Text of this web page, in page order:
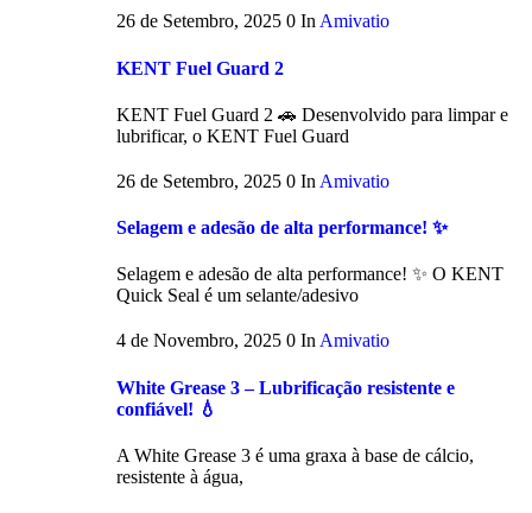
26 de Setembro, 2025 0 In Amivatio
KENT Fuel Guard 2
KENT Fuel Guard 2 🚗 Desenvolvido para limpar e
lubrificar, o KENT Fuel Guard
26 de Setembro, 2025 0 In Amivatio
Selagem e adesão de alta performance! ✨
Selagem e adesão de alta performance! ✨ O KENT
Quick Seal é um selante/adesivo
4 de Novembro, 2025 0 InAmivatio
White Grease 3 – Lubrificação resistente e
confiável! 💧
A White Grease 3 é uma graxa à base de cálcio,
resistente à água,